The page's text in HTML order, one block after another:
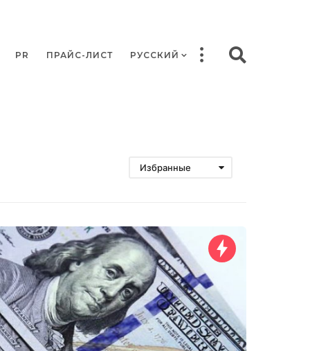
PR ПРАЙС-ЛИСТ РУССКИЙ
Избранные